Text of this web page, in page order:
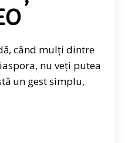
când mulți dintre
nu veți putea
un gest simplu,